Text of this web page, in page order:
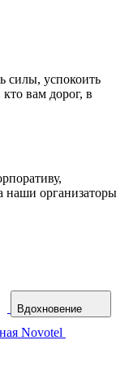
силы, успокоить
вам дорог, в
наши организаторы
Вдохновение
Novotel